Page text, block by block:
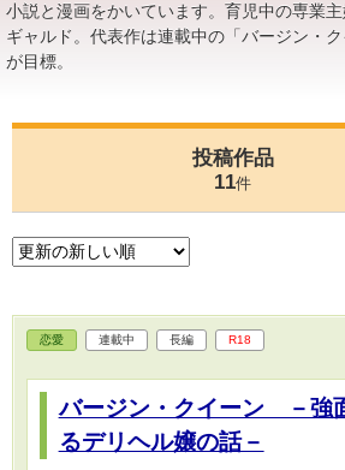
小説と漫画をかいています。育児中の専業
ギャルド。代表作は連載中の「バージン・
が目標。
投稿作品
11件
恋愛 連載中 長編 R18
バージン・クイーン －強
るデリヘル嬢の話－